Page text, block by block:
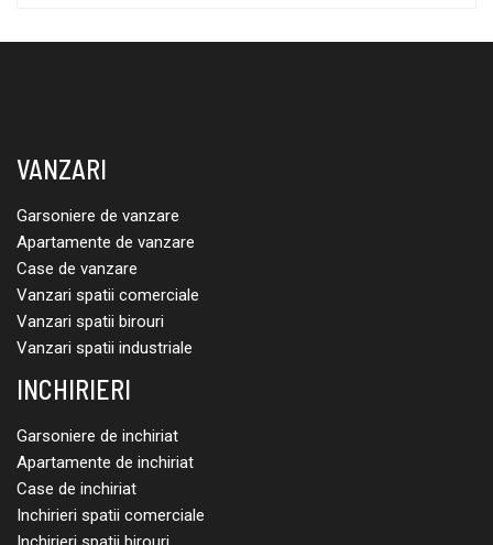
VANZARI
Garsoniere de vanzare
Apartamente de vanzare
Case de vanzare
Vanzari spatii comerciale
Vanzari spatii birouri
Vanzari spatii industriale
INCHIRIERI
Garsoniere de inchiriat
Apartamente de inchiriat
Case de inchiriat
Inchirieri spatii comerciale